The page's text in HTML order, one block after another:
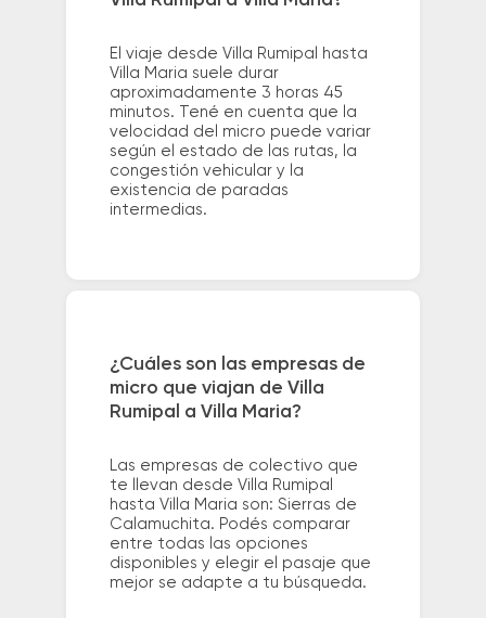
El viaje desde Villa Rumipal hasta
Villa Maria suele durar
aproximadamente 3 horas 45
minutos. Tené en cuenta que la
velocidad del micro puede variar
según el estado de las rutas, la
congestión vehicular y la
existencia de paradas
intermedias.
¿Cuáles son las empresas de
micro que viajan de Villa
Rumipal a Villa Maria?
Las empresas de colectivo que
te llevan desde Villa Rumipal
hasta Villa Maria son: Sierras de
Calamuchita. Podés comparar
entre todas las opciones
disponibles y elegir el pasaje que
mejor se adapte a tu búsqueda.